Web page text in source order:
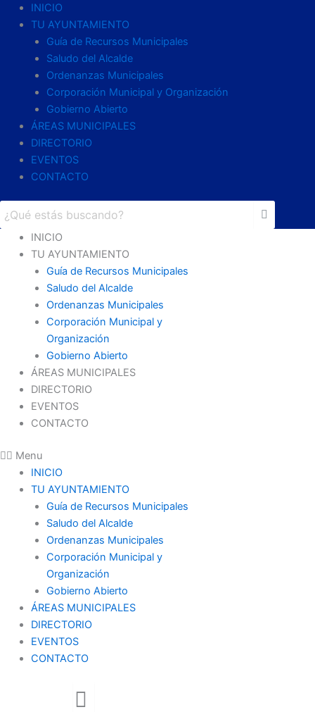
INICIO
TU AYUNTAMIENTO
Guía de Recursos Municipales
Saludo del Alcalde
Ordenanzas Municipales
Corporación Municipal y Organización
Gobierno Abierto
ÁREAS MUNICIPALES
DIRECTORIO
EVENTOS
CONTACTO
INICIO
TU AYUNTAMIENTO
Guía de Recursos Municipales
Saludo del Alcalde
Ordenanzas Municipales
Corporación Municipal y
Organización
Gobierno Abierto
ÁREAS MUNICIPALES
DIRECTORIO
EVENTOS
CONTACTO
Menu
INICIO
TU AYUNTAMIENTO
Guía de Recursos Municipales
Saludo del Alcalde
Ordenanzas Municipales
Corporación Municipal y
Organización
Gobierno Abierto
ÁREAS MUNICIPALES
DIRECTORIO
EVENTOS
CONTACTO